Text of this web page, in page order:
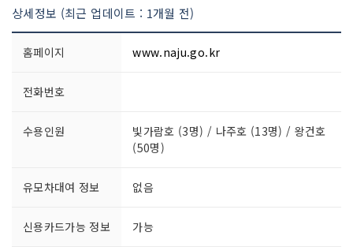
상세정보 (최근 업데이트 : 1개월 전)
홈페이지 www.naju.go.kr
전화번호
수용인원
빛가람호 (3명) / 나주호 (13명) / 왕건호
(50명)
유모차대여 정보 없음
신용카드가능 정보 가능